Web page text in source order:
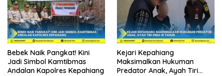
Bebek Naik Pangkat! Kini
Jadi Simbol Kamtibmas
Andalan Kapolres Kepahiang
Kejari Kepahiang
Maksimalkan Hukuman
Predator Anak, Ayah Tiri